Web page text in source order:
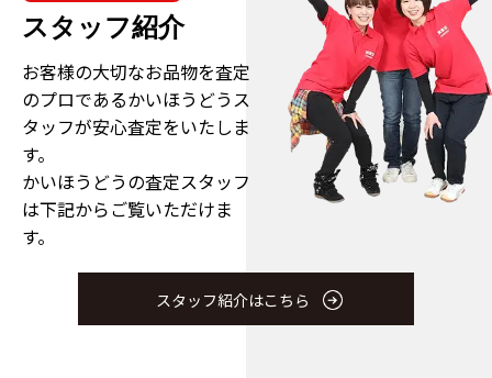
スタッフ紹介
お客様の大切なお品物を査定
のプロであるかいほうどうス
タッフが安心査定をいたしま
す。
かいほうどうの査定スタッフ
は下記からご覧いただけま
す。
スタッフ紹介はこちら